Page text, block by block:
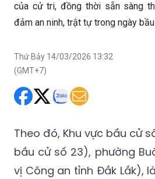
của cử tri, đồng thời sẵn sàng
đảm an ninh, trật tự trong ngày
Thứ Bảy 14/03/2026 13:32
(GMT+7)
Theo đó, Khu vực bầu cử
bầu cử số 23), phường
vị Công an tỉnh Đắk Lắk),